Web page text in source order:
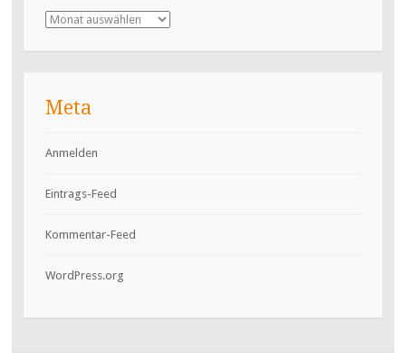
Archiv
Meta
Anmelden
Eintrags-Feed
Kommentar-Feed
WordPress.org